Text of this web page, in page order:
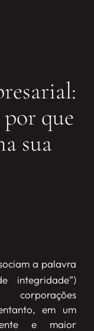
que
sua
a palavra
integridade”)
corporações
em um
e maior